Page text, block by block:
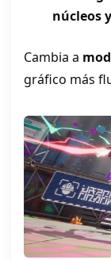
núcleos
Cambia a
gráfico más